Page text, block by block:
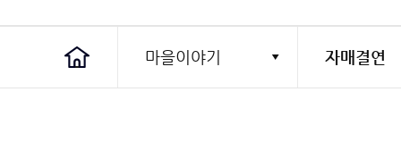
마을소개 수학여행
한드미마을 마을소개
마을유래
마을현황
자랑거리
오시는길
마을체험 수학여행
예약문의
체험후기
특산물 산머루즙
마을이야기 공지사항
마을앨범
마을소식
농촌유학
자매결연
소개
예약문의
사이트맵
개인정보
이메일주